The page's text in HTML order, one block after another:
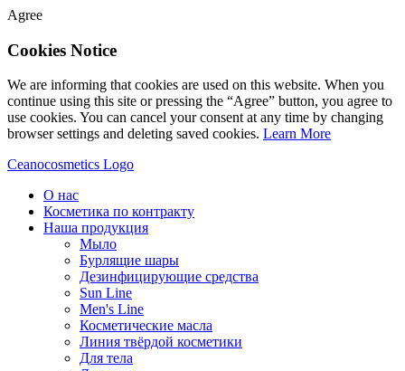
Agree
Cookies Notice
We are informing that cookies are used on this website. When you
continue using this site or pressing the “Agree” button, you agree to
use cookies. You can cancel your consent at any time by changing
browser settings and deleting saved cookies. Learn More
Ceanocosmetics Logo
О нас
Косметика по контракту
Наша продукция
Мыло
Бурлящие шары
Дезинфицирующие средства
Sun Line
Men's Line
Косметические масла
Линия твёрдой косметики
Для тела